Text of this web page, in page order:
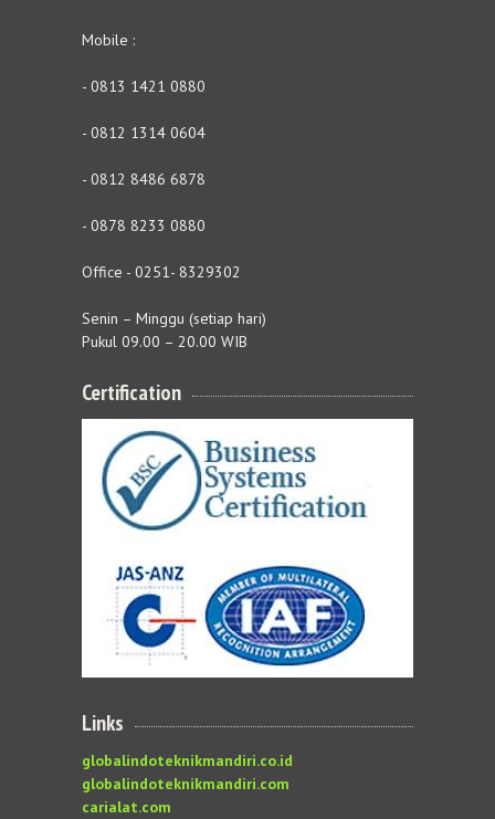
Mobile :
- 0813 1421 0880
- 0812 1314 0604
- 0812 8486 6878
- 0878 8233 0880
Office - 0251- 8329302
Senin – Minggu (setiap hari)
Pukul 09.00 – 20.00 WIB
Certification
Links
globalindoteknikmandiri.co.id
globalindoteknikmandiri.com
carialat.com